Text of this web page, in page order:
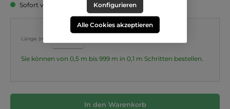
Sofort verfügbar, Lieferzeit: 3-5 Tage
Länge (m):
Sie können von 0,5 m bis 999 m in 0,1 m Schritten bestellen.
In den Warenkorb
Konfigurieren
Alle Cookies akzeptieren